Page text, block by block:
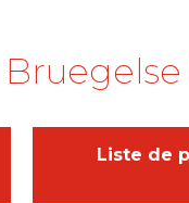
Bruegelse
Liste de